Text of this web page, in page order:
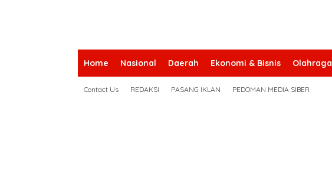
Home Nasional Daerah Ekonomi & Bisnis Olahraga
Contact Us REDAKSI PASANG IKLAN PEDOMAN MEDIA SIBER